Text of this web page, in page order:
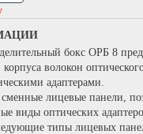
бокс ОРБ 8
волокон
адаптерами.
лицевые панели,
виды оптических
типы лицевых